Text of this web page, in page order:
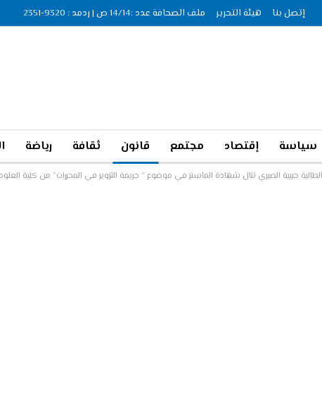
إتصل بنا هيئة التحرير ملف الصحافة عدد :14/14 ص | ردمد : 9320-2351
سياسة إقتصاد مجتمع قانون ثقافة رياضة
الطالبة حبيبة الصبري تنال شهادة الماستر في موضوع ” جريمة التزوير في المحررات” من كلية